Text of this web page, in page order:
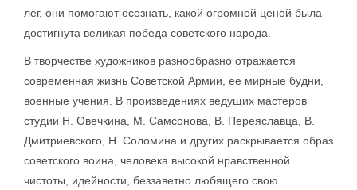
лег, они помогают осознать, какой огромной ценой была
достигнута великая победа советского народа.
В творчестве художников разнообразно отражается
современная жизнь Советской Армии, ее мирные будни,
военные учения. В произведениях ведущих мастеров
студии Н. Овечкина, М. Самсонова, В. Переяславца, В.
Дмитриевского, Н. Соломина и других раскрывается образ
советского воина, человека высокой нравственной
чистоты, идейности, беззаветно любящего свою